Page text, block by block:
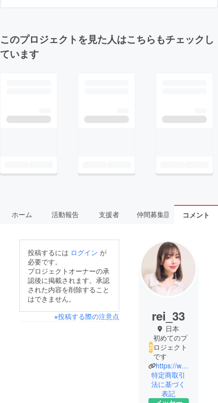
このプロジェクトを見た人はこちらもチェックし
ています
ホーム 活動報告 支援者 仲間募集 1 コメント
投稿するには ログイン が
必要です。
プロジェクトオーナーの承
認後に掲載されます。承認
された内容を削除すること
はできません。
※投稿する際の注意点
rei_33
日本
初めてのプ
ロジェクト
です
https://www.instagram.com/rei_insta__/
特定商取引
法に基づく
表記